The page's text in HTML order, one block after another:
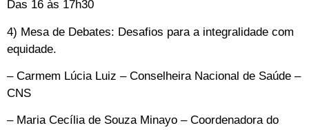
Das 16 às 17h30
4) Mesa de Debates: Desafios para a integralidade com
equidade.
– Carmem Lúcia Luiz – Conselheira Nacional de Saúde –
CNS
– Maria Cecília de Souza Minayo – Coordenadora do